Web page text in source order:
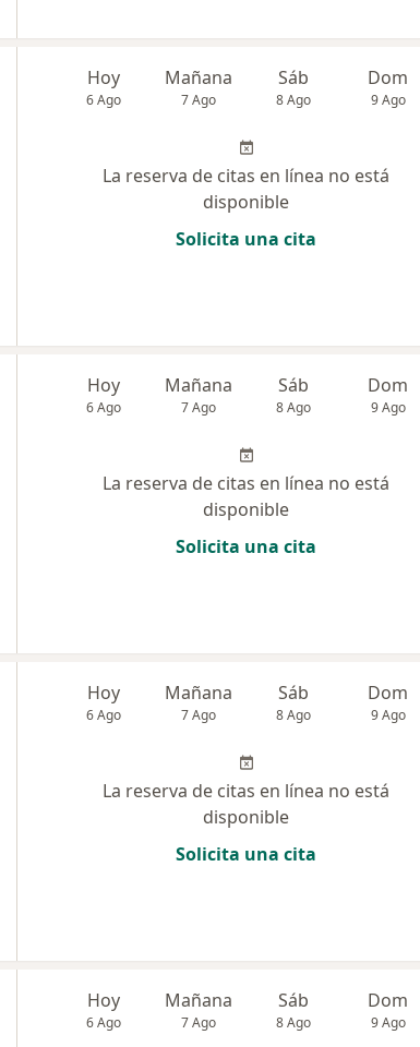
Hoy
6 Ago
Mañana
7 Ago
Sáb
8 Ago
Dom
9 Ago
La reserva de citas en línea no está
disponible
Solicita una cita
Hoy
6 Ago
Mañana
7 Ago
Sáb
8 Ago
Dom
9 Ago
La reserva de citas en línea no está
disponible
Solicita una cita
Hoy
6 Ago
Mañana
7 Ago
Sáb
8 Ago
Dom
9 Ago
La reserva de citas en línea no está
disponible
Solicita una cita
Hoy
6 Ago
Mañana
7 Ago
Sáb
8 Ago
Dom
9 Ago